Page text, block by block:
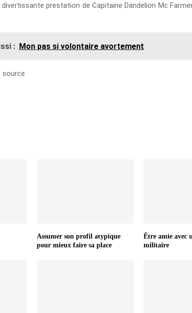
prestation de Capitaine Dandelion Mc
: Mon pas si volontaire avortement
source
Assumer son profil atypique
pour mieux faire sa place
Être amie avec
militaire